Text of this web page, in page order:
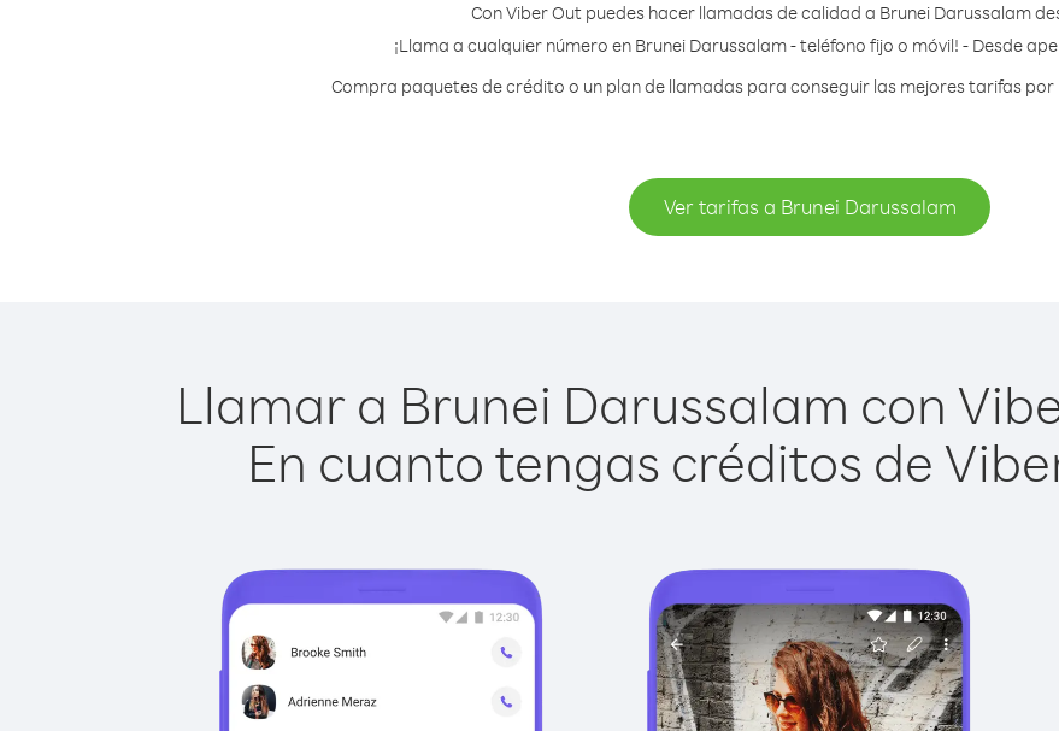
Con Viber Out puedes hacer llamadas de calidad a Brunei Darussalam
¡Llama a cualquier número en Brunei Darussalam - teléfono fijo o móvil! - Desde
Compra paquetes de crédito o un plan de llamadas para conseguir las mejores tarifas por
Ver tarifas a Brunei Darussalam
Llamar a Brunei Darussalam con
En cuanto tengas créditos de